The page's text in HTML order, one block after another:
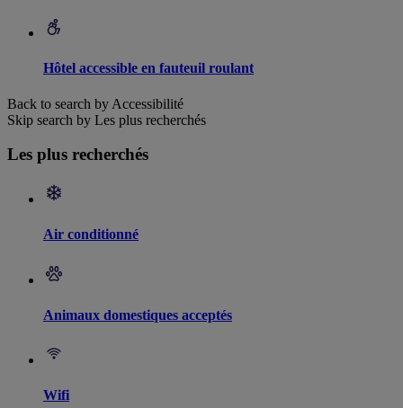
Hôtel accessible en fauteuil roulant
Back to search by Accessibilité
Skip search by Les plus recherchés
Les plus recherchés
Air conditionné
Animaux domestiques acceptés
Wifi